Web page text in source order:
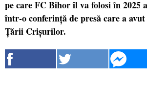
pe care FC Bihor îl va folosi în 2025
într-o conferință de presă care a
Țării Crișurilor.